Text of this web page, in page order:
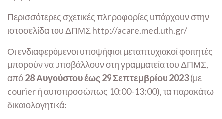
Περισσότερες σχετικές πληροφορίες υπάρχουν στην
ιστοσελίδα του ΔΠΜΣ http://acare.med.uth.gr/
Οι ενδιαφερόμενοι υποψήφιοι μεταπτυχιακοί φοιτητές
μπορούν να υποβάλλουν στη γραμματεία του ΔΠΜΣ,
από28 Αυγούστου έως 29 Σεπτεμβρίου 2023(με
courier ή αυτοπροσώπως 10:00-13:00), τα παρακάτω
δικαιολογητικά: